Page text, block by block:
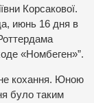
Корсакової.
июнь 16 дня в
«Номбеген»”.
кохання. Юною
було таким